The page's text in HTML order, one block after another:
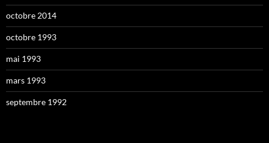
octobre 2014
octobre 1993
mai 1993
mars 1993
septembre 1992